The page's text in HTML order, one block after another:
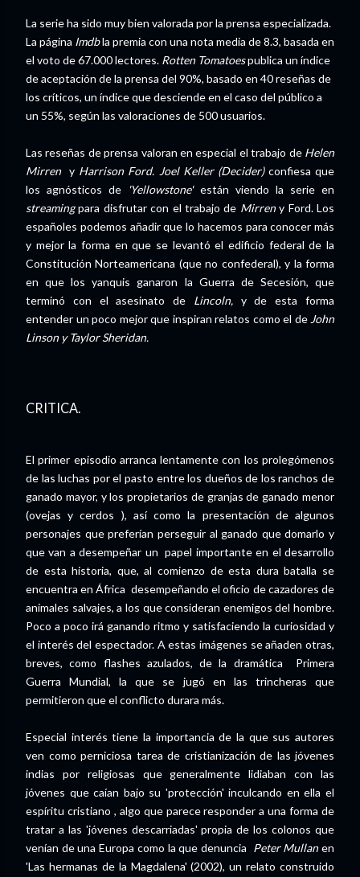
La serie ha sido muy bien valorada por la prensa especializada.
La página Imdbla premia con una nota media de 8.3, basada en
el voto de 67.000 lectores. Rotten Tomatoespublica un índice
de aceptación de la prensa del 90%, basado en 40 reseñas de
los críticos, un índice que desciende en el caso del público a
un 55%, según las valoraciones de 500 usuarios.
Las reseñas de prensa valoran en especial el trabajo de Helen
Mirreny Harrison Ford. Joel Keller (Decider)confiesa que
los agnósticos de
'Yellowstone'están viendo la serie en
streamingpara disfrutar con el trabajo de Mirreny Ford. Los
españoles podemos añadir que lo hacemos para conocer más
y mejor la forma en que se levantó el edificio federal de la
Constitución Norteamericana (que no confederal), y la forma
en que los yanquis ganaron la Guerra de Secesión, que
terminó con el asesinato de Lincoln,y de esta forma
entender un poco mejor que inspiran relatos como el de John
Linson y Taylor Sheridan.
CRITICA.
El primer episodio arranca lentamente con los prolegómenos
de las luchas por el pasto entre los dueños de los ranchos de
ganado mayor, y los propietarios de granjas de ganado menor
(ovejas y cerdos ), así como la presentación de algunos
personajes que preferían perseguir al ganado que domarlo y
que van a desempeñar un papel importante en el desarrollo
de esta historia, que, al comienzo de esta dura batalla se
encuentra en África desempeñando el oficio de cazadores de
animales salvajes, a los que consideran enemigos del hombre.
Poco a poco irá ganando ritmo y satisfaciendo la curiosidad y
el interés del espectador. A estas imágenes se añaden otras,
breves, como flashes azulados, de la dramática Primera
Guerra Mundial, la que se jugó en las trincheras que
permitieron que el conflicto durara más.
Especial interés tiene la importancia de la que sus autores
ven como perniciosa tarea de cristianización de las jóvenes
indias por religiosas que generalmente lidiaban con las
jóvenes que caían bajo su 'protección' inculcando en ella el
espíritu cristiano , algo que parece responder a una forma de
tratar a las 'jóvenes descarriadas' propia de los colonos que
venían de una Europa como la que denuncia Peter Mullanen
'Las hermanas de la Magdalena' (2002), un relato construido